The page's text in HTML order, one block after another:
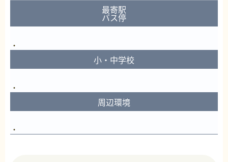
最寄駅
バス停
小・中学校
周辺環境